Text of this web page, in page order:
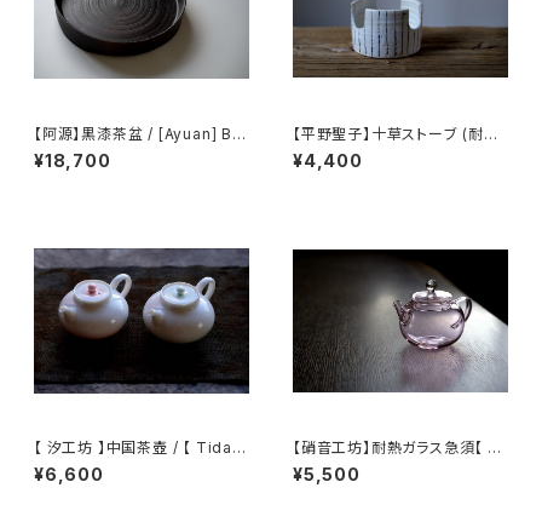
【阿源】黒漆茶盆 / [Ayuan] Bla
ck Lacquer Tea Tray
¥18,700
【平野聖子】十草ストーブ (耐熱)
/ 【Masako Hirano】Stove (H
eat-resistant)
¥4,400
【 汐工坊 】中国茶壺 / 【 Tidal
Atelier 】Chinese teapot
¥6,600
【硝音工坊】耐熱ガラス急須【 Sh
ione Studio】Borosilicate g
lass teapot
¥5,500